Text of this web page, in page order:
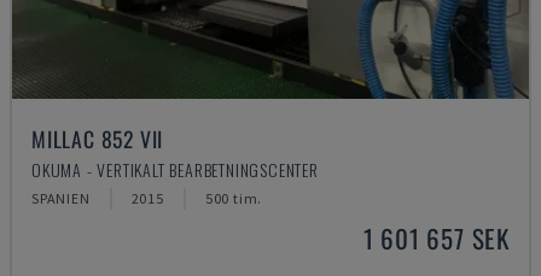
MILLAC 852 VII
OKUMA - VERTIKALT BEARBETNINGSCENTER
SPANIEN 2015 500 tim.
1 601 657 SEK